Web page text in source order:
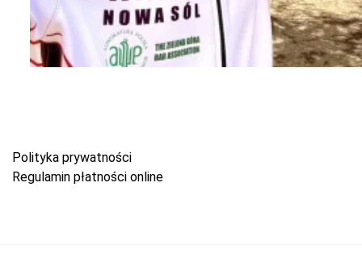
Polityka prywatności
Regulamin płatności online